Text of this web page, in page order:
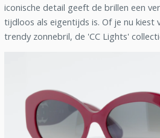
iconische detail geeft de brillen een
tijdloos als eigentijds is. Of je nu kiest
trendy zonnebril, de 'CC Lights'